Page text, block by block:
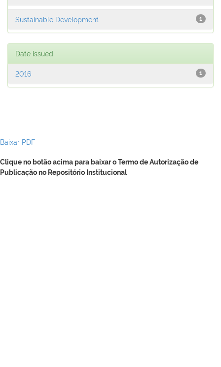
1
Sustainable Development
Date issued
1
2016
Baixar PDF
Clique no botão acima para baixar o Termo de Autorização de
Publicação no Repositório Institucional